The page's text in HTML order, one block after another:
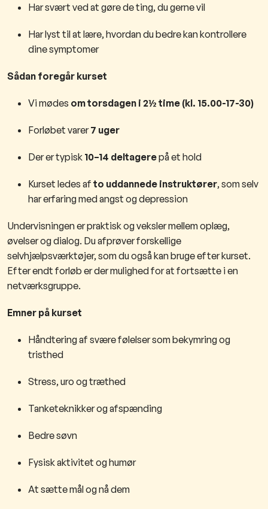
Har svært ved at gøre de ting, du gerne vil
Har lyst til at lære, hvordan du bedre kan kontrollere
dine symptomer
Sådan foregår kurset
Vi mødes om torsdagen i 2½ time (kl. 15.00-17-30)
Forløbet varer 7 uger
Der er typisk 10–14 deltagerepå et hold
Kurset ledes af to uddannede instruktører, som selv
har erfaring med angst og depression
Undervisningen er praktisk og veksler mellem oplæg,
øvelser og dialog. Du afprøver forskellige
selvhjælpsværktøjer, som du også kan bruge efter kurset.
Efter endt forløb er der mulighed for at fortsætte i en
netværksgruppe.
Emner på kurset
Håndtering af svære følelser som bekymring og
tristhed
Stress, uro og træthed
Tanketeknikker og afspænding
Bedre søvn
Fysisk aktivitet og humør
At sætte mål og nå dem